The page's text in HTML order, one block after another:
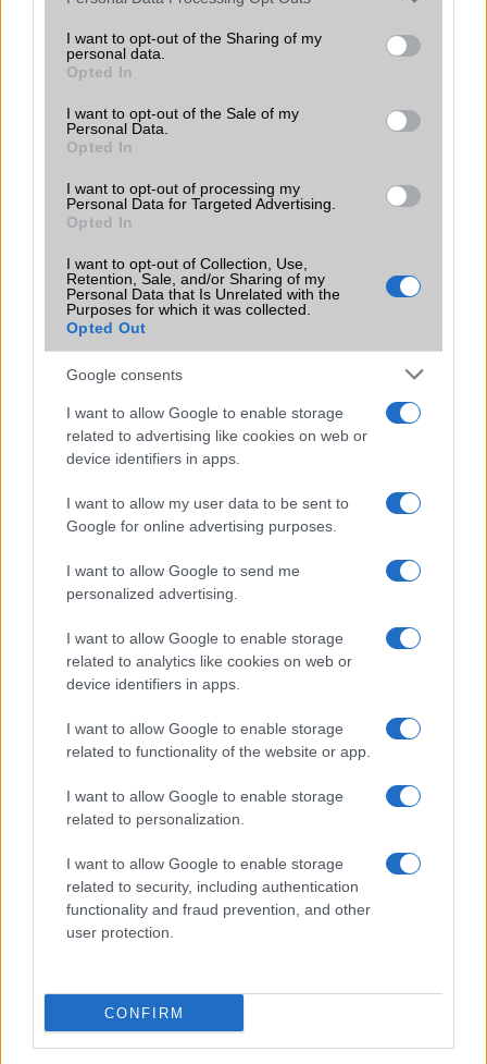
not limited to your visit or usage behaviour. You may click to
grant or deny consent to Google and its third-party tags to
use your data for below specified purposes in below Google
consent section.
I want to opt-out of the Sharing of my
personal data.
Opted In
I want to opt-out of the Sale of my
Personal Data.
Opted In
I want to opt-out of processing my
Personal Data for Targeted Advertising.
Opted In
I want to opt-out of Collection, Use,
Retention, Sale, and/or Sharing of my
Personal Data that Is Unrelated with the
Purposes for which it was collected.
Opted Out
Google consents
I want to allow Google to enable storage
related to advertising like cookies on web or
device identifiers in apps.
I want to allow my user data to be sent to
Google for online advertising purposes.
I want to allow Google to send me
personalized advertising.
I want to allow Google to enable storage
related to analytics like cookies on web or
device identifiers in apps.
I want to allow Google to enable storage
related to functionality of the website or app.
I want to allow Google to enable storage
related to personalization.
I want to allow Google to enable storage
related to security, including authentication
functionality and fraud prevention, and other
user protection.
CONFIRM
Az Apple-nek szokása, hogy termékei esetében elhagyja
az akkumulátor kapacitásának értékeit, és ehelyett inkább
órákban méri az akkumulátor élettartamát.
KAPCSOLÓDÓ HÍREK
Az iPhone 16 Action gomb használatának legjobb módjai
Több Akciógomb érkezhet a jövőbeli iPhone-okra – iPaden
és Macen is megjelenhet
Az Apple Watch új alvási apnoe-érzékelője újabb
Minden, amit az Apple 2025-ös új termékeiről tudni
érdemes
Újabb Android gyártó másolja az iPhone Action gombját
Visszatér az Apple Watch Ultra: Szeptemberben érkezik az
Új antenna elrendezést kaphat az iPhone 17 Pro a kamera
A DJI Neo 2 már Apple Watch-csal is irányítható – és
hamarosan a sima Neo is megkapja a funkciót
További hírek
LEGOLVASOTTABBAK
Számos népszerű Samsung Galaxy készülék kimarad a One
UI 9 frissítésből – itt a lista az érintett modellekről
iPhone 18 bemutató dátum - ekkor rántja le a leplet az
Az Android rejtett automatizmusai: hat funkció, amely
észrevétlenül könnyíti meg a mindennapokat